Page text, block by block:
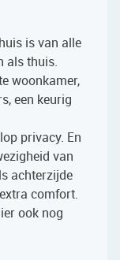
is van alle
als thuis.
woonkamer,
een keurig
privacy. En
van
achterzijde
comfort.
ook nog